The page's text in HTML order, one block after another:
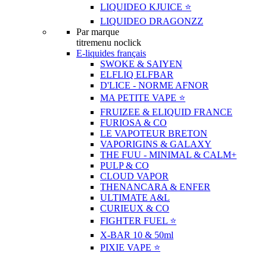
LIQUIDEO KJUICE ⭐️
LIQUIDEO DRAGONZZ
Par marque
titremenu noclick
E-liquides français
SWOKE & SAIYEN
ELFLIQ ELFBAR
D'LICE - NORME AFNOR
MA PETITE VAPE ⭐️
FRUIZEE & ELIQUID FRANCE
FURIOSA & CO
LE VAPOTEUR BRETON
VAPORIGINS & GALAXY
THE FUU - MINIMAL & CALM+
PULP & CO
CLOUD VAPOR
THENANCARA & ENFER
ULTIMATE A&L
CURIEUX & CO
FIGHTER FUEL ⭐️
X-BAR 10 & 50ml
PIXIE VAPE ⭐️